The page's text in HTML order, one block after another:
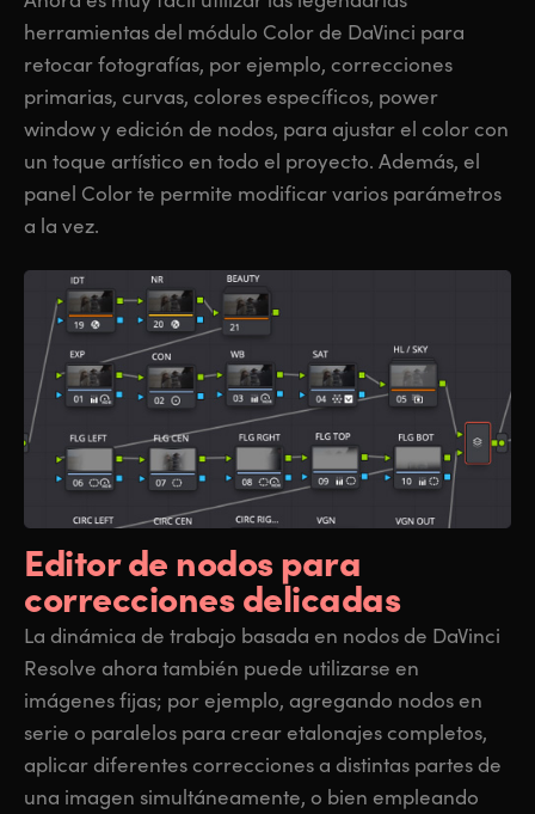
herramientas del módulo Color de DaVinci para
retocar fotografías, por ejemplo, correcciones
primarias, curvas, colores específicos, power
window y edición de nodos, para ajustar el color con
un toque artístico en todo el proyecto. Además, el
panel Color te permite modificar varios parámetros
a la vez.
Editor de nodos para
correcciones delicadas
La dinámica de trabajo basada en nodos de DaVinci
Resolve ahora también puede utilizarse en
imágenes fijas; por ejemplo, agregando nodos en
serie o paralelos para crear etalonajes completos,
aplicar diferentes correcciones a distintas partes de
una imagen simultáneamente, o bien empleando